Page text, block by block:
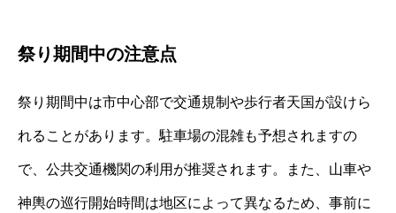
祭り期間中の注意点
祭り期間中は市中心部で交通規制や歩行者天国が設けら
れることがあります。駐車場の混雑も予想されますの
で、公共交通機関の利用が推奨されます。また、山車や
神輿の巡行開始時間は地区によって異なるため、事前に